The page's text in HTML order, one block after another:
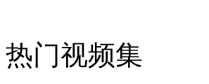
外交部：反对强权政治霸凌主义
热门视频集